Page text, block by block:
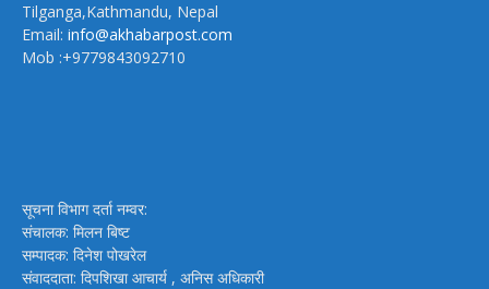
Tilganga,Kathmandu, Nepal
Email: info@akhabarpost.com
Mob :+9779843092710
सूचना विभाग दर्ता नम्वर:
संचालक: मिलन बिष्ट
सम्पादक: दिनेश पोखरेल
संवाददाता: दिपशिखा आचार्य , अनिस अधिकारी